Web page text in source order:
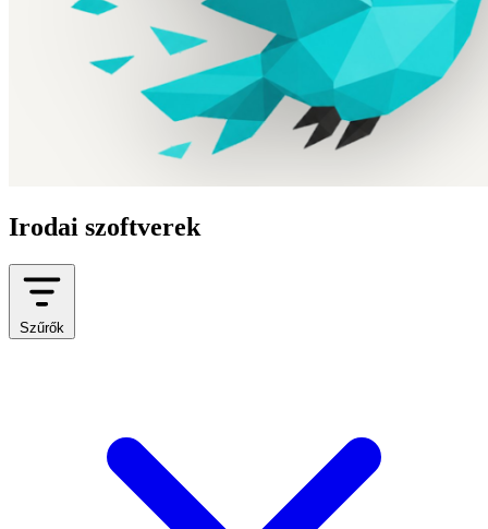
Irodai szoftverek
Szűrők